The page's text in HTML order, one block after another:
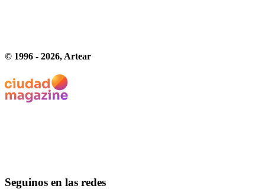
© 1996 - 2026, Artear
Seguinos en las redes